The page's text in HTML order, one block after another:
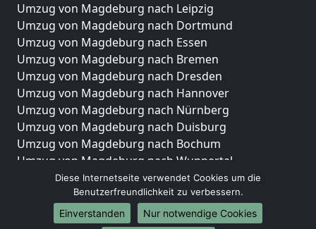
Umzug von Magdeburg nach Leipzig
Umzug von Magdeburg nach Dortmund
Umzug von Magdeburg nach Essen
Umzug von Magdeburg nach Bremen
Umzug von Magdeburg nach Dresden
Umzug von Magdeburg nach Hannover
Umzug von Magdeburg nach Nürnberg
Umzug von Magdeburg nach Duisburg
Umzug von Magdeburg nach Bochum
Umzug von Magdeburg nach Wuppertal
Umzug von Magdeburg nach Bielefeld
Umzug von Magdeburg nach Bonn
Umzug von Magdeburg nach Münster
Diese Internetseite verwendet Cookies um die
Benutzerfreundlichkeit zu verbessern.
Einverstanden
Nur notwendige Cookies